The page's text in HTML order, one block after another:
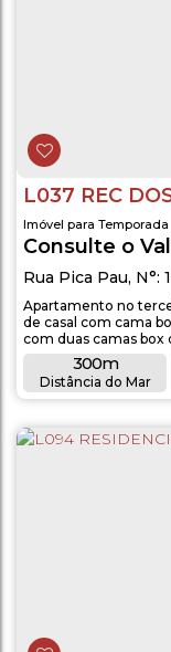
L037 REC
Consulte o
Imóvel para Temporada
Rua Pica Pau, N°:
2
300m
Distância do Mar
Apartamento no terceiro
de casal com cama box e ar
com duas camas box de
social; - Sacada com churrasqueira; - Sala de estar e jantar com ar
condicionado; - Cozinha completa com utensílios; - Máquina de